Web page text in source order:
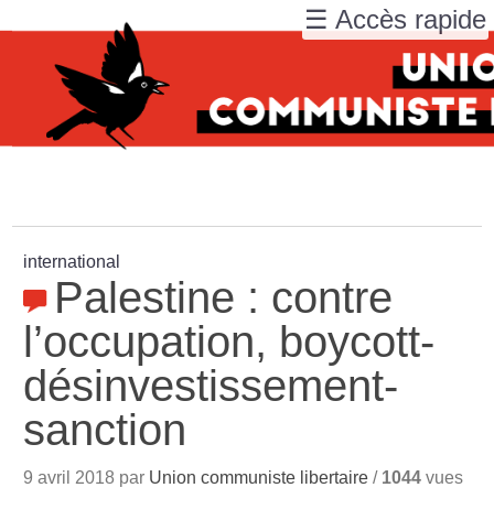
international
Palestine : contre
l’occupation, boycott-
désinvestissement-
sanction
9 avril 2018 par Union communiste libertaire / 1044 vues
☰ Accès rapide